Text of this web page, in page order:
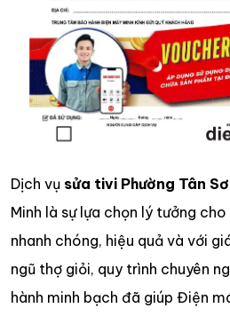
Dịch vụ sửa tivi Phường Tân
Minh là sự lựa chọn lý tưởng
nhanh chóng, hiệu quả và với
ngũ thợ giỏi, quy trình chuyên
hành minh bạch đã giúp Điện